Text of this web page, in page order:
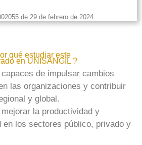
de 29 de febrero de 2024
qué estudiar este
en UNISANGIL ?
de impulsar cambios
las organizaciones y contribuir
y global.
la productividad y
en los sectores público, privado y